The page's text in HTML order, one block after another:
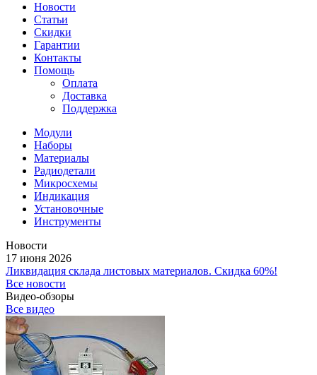
Новости
Статьи
Скидки
Гарантии
Контакты
Помощь
Оплата
Доставка
Поддержка
Модули
Наборы
Материалы
Радиодетали
Микросхемы
Индикация
Установочные
Инструменты
Новости
17 июня 2026
Ликвидация склада листовых материалов. Скидка 60%!
Все новости
Видео-обзоры
Все видео